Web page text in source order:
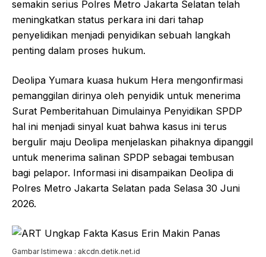
semakin serius Polres Metro Jakarta Selatan telah
meningkatkan status perkara ini dari tahap
penyelidikan menjadi penyidikan sebuah langkah
penting dalam proses hukum.
Deolipa Yumara kuasa hukum Hera mengonfirmasi
pemanggilan dirinya oleh penyidik untuk menerima
Surat Pemberitahuan Dimulainya Penyidikan SPDP
hal ini menjadi sinyal kuat bahwa kasus ini terus
bergulir maju Deolipa menjelaskan pihaknya dipanggil
untuk menerima salinan SPDP sebagai tembusan
bagi pelapor. Informasi ini disampaikan Deolipa di
Polres Metro Jakarta Selatan pada Selasa 30 Juni
2026.
Gambar Istimewa : akcdn.detik.net.id